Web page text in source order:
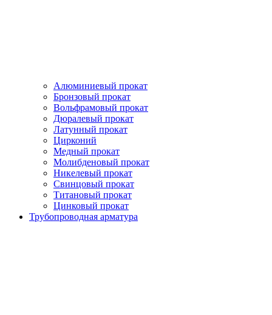
Алюминиевый прокат
Бронзовый прокат
Вольфрамовый прокат
Дюралевый прокат
Латунный прокат
Цирконий
Медный прокат
Молибденовый прокат
Никелевый прокат
Свинцовый прокат
Титановый прокат
Цинковый прокат
Трубопроводная арматура